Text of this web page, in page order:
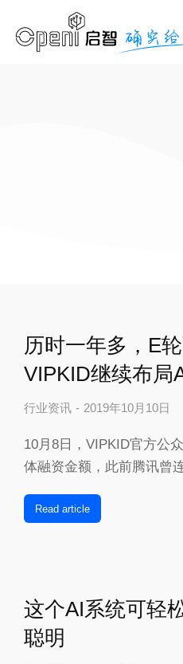
历时一年多，E
VIPKID继续布局
行业资讯 2019年10月10日
10月8日，VIPKID官方公
体融资金额，此前腾讯曾
Read article
这个AI系统可轻
聪明